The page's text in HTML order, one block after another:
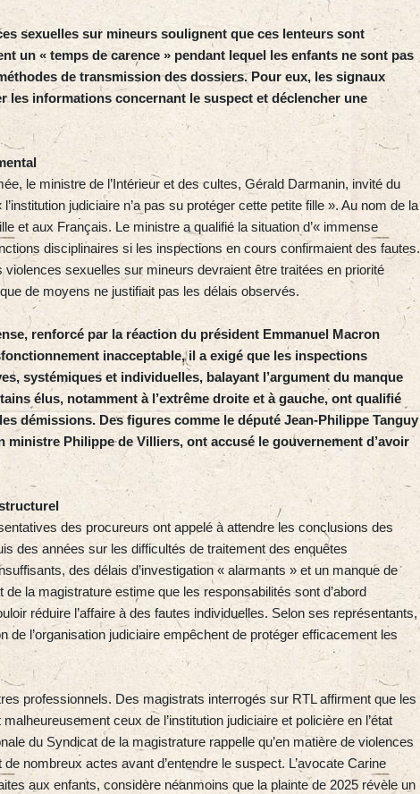
sexuelles sur mineurs soulignent que ces lenteurs sont
un « temps de carence » pendant lequel les enfants ne sont pas
de transmission des dossiers. Pour eux, les signaux
les informations concernant le suspect et déclencher une
le ministre de l’Intérieur et des cultes, Gérald Darmanin, invité du
judiciaire n’a pas su protéger cette petite fille ». Au nom de la
et aux Français. Le ministre a qualifié la situation d’« immense
disciplinaires si les inspections en cours confirmaient des fautes.
sexuelles sur mineurs devraient être traitées en priorité
de moyens ne justifiait pas les délais observés.
renforcé par la réaction du président Emmanuel Macron
inacceptable, il a exigé que les inspections
systémiques et individuelles, balayant l’argument du manque
élus, notamment à l’extrême droite et à gauche, ont qualifié
démissions. Des figures comme le député Jean‑Philippe Tanguy
ministre Philippe de Villiers, ont accusé le gouvernement d’avoir
des procureurs ont appelé à attendre les conclusions des
des années sur les difficultés de traitement des enquêtes
des délais d’investigation « alarmants » et un manque de
la magistrature estime que les responsabilités sont d’abord
réduire l’affaire à des fautes individuelles. Selon ses représentants,
de l’organisation judiciaire empêchent de protéger efficacement les
professionnels. Des magistrats interrogés sur RTL affirment que les
ceux de l’institution judiciaire et policière en l’état
du Syndicat de la magistrature rappelle qu’en matière de violences
nombreux actes avant d’entendre le suspect. L’avocate Carine
aux enfants, considère néanmoins que la plainte de 2025 révèle un